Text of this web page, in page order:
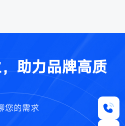
助力品牌高质
您的需求